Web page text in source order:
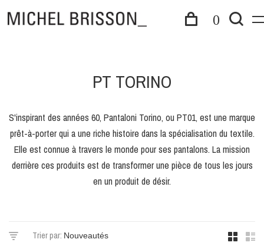
0
PT TORINO
S'inspirant des années 60, Pantaloni Torino, ou PT01, est une marque
prêt-à-porter qui a une riche histoire dans la spécialisation du textile.
Elle est connue à travers le monde pour ses pantalons. La mission
derrière ces produits est de transformer une pièce de tous les jours
en un produit de désir.
Trier par: